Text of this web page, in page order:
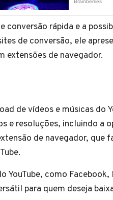
conversão rápida e a
de conversão, ele
extensões de navegador.
de vídeos e músicas do
e resoluções, incluindo a
de navegador, que
YouTube, como Facebook,
para quem deseja